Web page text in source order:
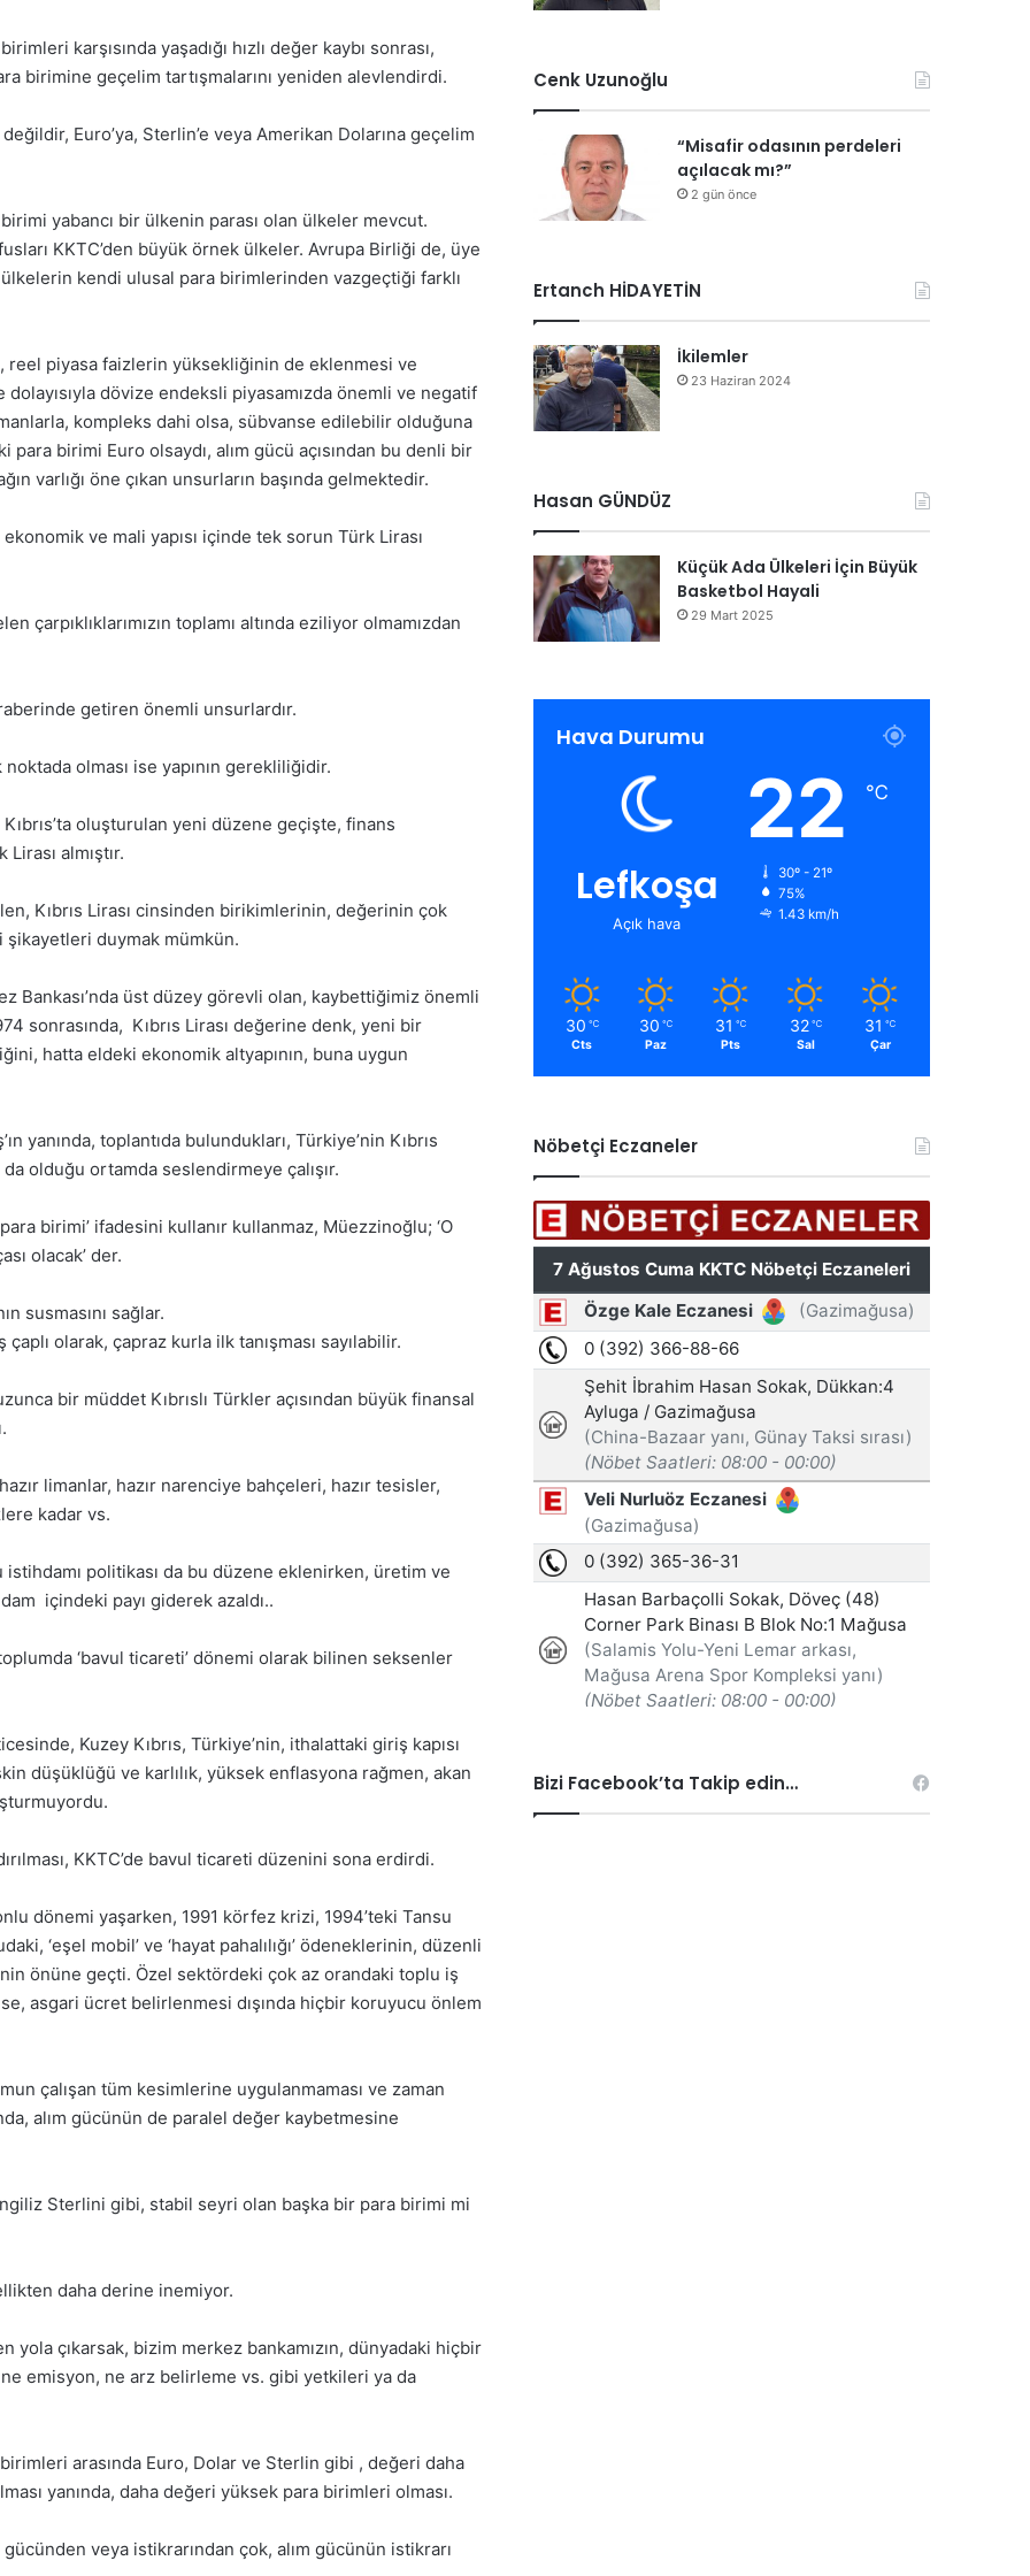
karşısında yaşadığı hızlı değer kaybı sonrası,
birimine geçelim tartışmalarını yeniden alevlendirdi.
Euro’ya, Sterlin’e veya Amerikan Dolarına geçelim
yabancı bir ülkenin parası olan ülkeler mevcut.
KKTC’den büyük örnek ülkeler. Avrupa Birliği de, üye
kendi ulusal para birimlerinden vazgeçtiği farklı
reel piyasa faizlerin yüksekliğinin de eklenmesi ve
dövize endeksli piyasamızda önemli ve negatif
kompleks dahi olsa, sübvanse edilebilir olduğuna
birimi Euro olsaydı, alım gücü açısından bu denli bir
varlığı öne çıkan unsurların başında gelmektedir.
ve mali yapısı içinde tek sorun Türk Lirası
çarpıklıklarımızın toplamı altında eziliyor olmamızdan
getiren önemli unsurlardır.
olması ise yapının gerekliliğidir.
Kıbrıs’ta oluşturulan yeni düzene geçişte, finans
almıştır.
Kıbrıs Lirası cinsinden birikimlerinin, değerinin çok
şikayetleri duymak mümkün.
Bankası’nda üst düzey görevli olan, kaybettiğimiz önemli
sonrasında, Kıbrıs Lirası değerine denk, yeni bir
hatta eldeki ekonomik altyapının, buna uygun
yanında, toplantıda bulundukları, Türkiye’nin Kıbrıs
olduğu ortamda seslendirmeye çalışır.
birimi’ ifadesini kullanır kullanmaz, Müezzinoğlu; ‘O
olacak’ der.
susmasını sağlar.
çaplı olarak, çapraz kurla ilk tanışması sayılabilir.
bir müddet Kıbrıslı Türkler açısından büyük finansal
limanlar, hazır narenciye bahçeleri, hazır tesisler,
kadar vs.
politikası da bu düzene eklenirken, üretim ve
içindeki payı giderek azaldı..
‘bavul ticareti’ dönemi olarak bilinen seksenler
Kuzey Kıbrıs, Türkiye’nin, ithalattaki giriş kapısı
düşüklüğü ve karlılık, yüksek enflasyona rağmen, akan
KKTC’de bavul ticareti düzenini sona erdirdi.
dönemi yaşarken, 1991 körfez krizi, 1994’teki Tansu
‘eşel mobil’ ve ‘hayat pahalılığı’ ödeneklerinin, düzenli
önüne geçti. Özel sektördeki çok az orandaki toplu iş
asgari ücret belirlenmesi dışında hiçbir koruyucu önlem
çalışan tüm kesimlerine uygulanmaması ve zaman
alım gücünün de paralel değer kaybetmesine
Sterlini gibi, stabil seyri olan başka bir para birimi mi
daha derine inemiyor.
çıkarsak, bizim merkez bankamızın, dünyadaki hiçbir
emisyon, ne arz belirleme vs. gibi yetkileri ya da
arasında Euro, Dolar ve Sterlin gibi , değeri daha
yanında, daha değeri yüksek para birimleri olması.
veya istikrarından çok, alım gücünün istikrarı
Cenk Uzunoğlu
“Misafir odasının perdeleri
açılacak mı?”
2 gün önce
Ertanch HİDAYETİN
İkilemler
23 Haziran 2024
Hasan GÜNDÜZ
Küçük Ada Ülkeleri İçin Büyük
Basketbol Hayali
29 Mart 2025
Hava Durumu
Lefkoşa
Açık hava
22 ℃
30º - 21º
75%
1.43 km/h
30 ℃
Cts
30 ℃
Paz
31 ℃
Pts
32 ℃
Sal
31 ℃
Çar
Nöbetçi Eczaneler
Bizi Facebook’ta Takip edin…